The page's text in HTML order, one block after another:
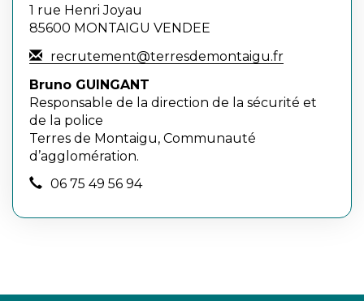
1 rue Henri Joyau
85600 MONTAIGU VENDEE
recrutement@terresdemontaigu.fr
Bruno GUINGANT
Responsable de la direction de la sécurité et
de la police
Terres de Montaigu, Communauté
d’agglomération.
06 75 49 56 94